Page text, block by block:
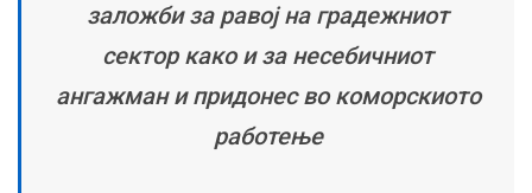
заложби за равој на градежниот
сектор како и за несебичниот
ангажман и придонес во коморскиото
работење